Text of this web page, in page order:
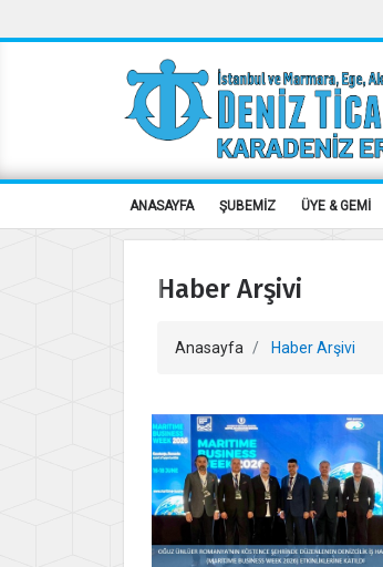
ANASAYFA ŞUBEMİZ ÜYE & GEMİ
Haber Arşivi
Anasayfa Haber Arşivi